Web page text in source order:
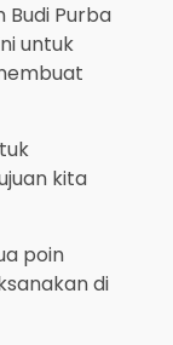
Budi Purba
untuk
kita
poin
di